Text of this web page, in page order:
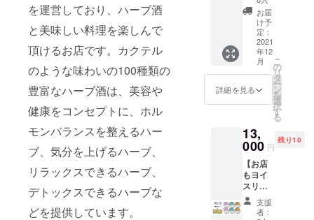
を運営しており、ハーブ酒
と美味しい料理を楽しんで
頂けるお店です。カクテル
のような味わいの100種類の
豊富なハーブ酒は、美容や
健康をコンセプトに、ホル
モンバランスを整えるハー
ブ、気分を上げるハーブ、
リラックスできるハーブ、
デトックスできるハーブな
どを提供しています。
入・喫
食をお
控えく
ださ
い。
道・旭
川の
「男
山」を
ふんだ
んに使
用。キ
る味わ
いと、
は国際
味覚賞
を受賞
したお
墨付き
の美味
しさで
す。 ■
便での
送料込
みで
す。 ※
アル
コール
品の
為、20
ご購入
はご遠
慮くだ
さい。
※お届け
は2021
年12月
を予定
込） ※
超最速
リター
ンは
1,550円
お得で
ヨイ
ス。 ※
みで
す。 ※
アル
コール
入り商
品の
為、20
歳未満
4個 ・
YOICE
グッド
スリー
プ・
コー
ヒー 4
個 ※一
10,850
円
（税・
送料
込）→
9,800円
（税・
送料
ス）3種
6個セッ
ト × 2
（合
計：12
個） ・
YOICE
ビュー
ティー
・ハー
ティー
4個 ・
YOICE
エナ
ジー・
ハーブ
ティー
4個 ・
お届
け予
定：
2021
年12
月
詳細を見る
こ
の
リ
タ
ー
ン
を
選
択
す
る
13,
000 円
残り10
【お店
もヨイ
スリ
ター
ン】限
支援
者：